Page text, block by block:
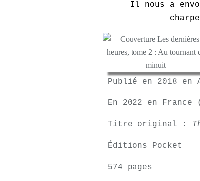
Il nous a
Publié en 2018 en
En 2022 en
Titre original :
Éditions Pocket
574 pages